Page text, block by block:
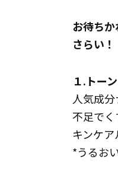
お待ち
さらい！
１.トー
人気成
不足で
キンケ
*うるお